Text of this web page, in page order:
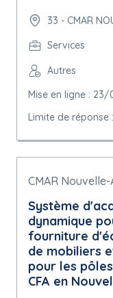
33 - CMAR
Services
Autres
Mise en ligne :
Limite de réponse :
CMAR
Système
dynamique
fourniture
de mobiliers
pour les
CFA en